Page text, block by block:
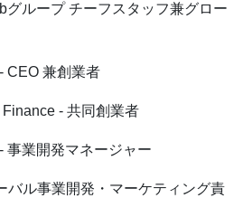
ループ チーフスタッフ兼グロー
CEO 兼創業者
- 共同創業者
事業開発マネージャー
バル事業開発・マーケティング責